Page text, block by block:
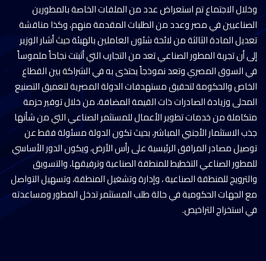
وخلال الاجتماع تم استعراض عدد من الملفات الخاصة بالمطورين
الصناعيين في مصر وعدد من الطلبات المقدمة منهم، وكذا مناقشة
تعديل المادة الثالثة من لائحة شئون العاملين بالهيئة حيث أشار الوزير
إلى أن تجربة المطور الصناعي تعد من التجارب التي أثبتت نجاحاً ملموساً
في السوق المصري وتعد نموذجاً يحتذى به في الشراكة بين القطاع
الخاص والحكومة لتحقيق مستهدفات الدولة المصرية لتعميق التصنيع
المحلى وزيادة الصادرات ذات القيمة المضافة، من خلال توفير حزمة
متكاملة من خدمات تطوير الأعمال للمستثمر الصناعي التي من شأنها
جذب الاستثمار الأجنبي المباشر، بحيث تكون الدولة مسئولة فقط عن
توصيل مصادر المرافق الرئيسية على رأس الأرض، ويكون الدور الأساسي
للمطور الصناعي التخطيط للمنطقة الصناعية وترفيقها، والتسويق
والترويج للمنطقة الصناعية ، وإدارة وتشغيل المنطقة، وتسهيل التواصل
مع الجهات الحكومية في حالة طلب المستثمر تدخل المطور ومساعدته
في استخراج التراخيص.